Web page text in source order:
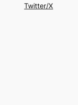
Twitter/X